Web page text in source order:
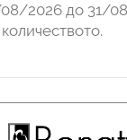
2026 до 31/